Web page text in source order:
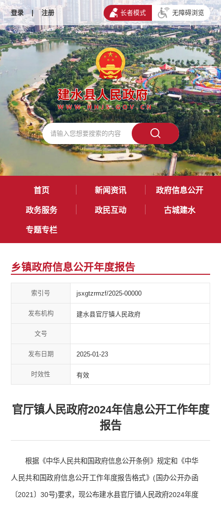
登录 | 注册 长者模式 无障碍浏览
首页 新闻资讯 政府信息公开
政务服务 政民互动 古城建水
专题专栏
乡镇政府信息公开年度报告
索引号 jsxgtzrmzf/2025-00000
发布机构 建水县官厅镇人民政府
文号
发布日期 2025-01-23
时效性 有效
官厅镇人民政府2024年信息公开工作年度
报告
根据《中华人民共和国政府信息公开条例》规定和《中华
人民共和国政府信息公开工作年度报告格式》(国办公开办函
〔2021〕30号)要求，现公布建水县官厅镇人民政府2024年度